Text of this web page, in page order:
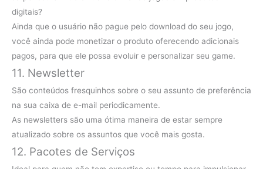
digitais?
Ainda que o usuário não pague pelo download do seu jogo,
você ainda pode monetizar o produto oferecendo adicionais
pagos, para que ele possa evoluir e personalizar seu game.
11. Newsletter
São conteúdos fresquinhos sobre o seu assunto de preferência
na sua caixa de e-mail periodicamente.
As newsletters são uma ótima maneira de estar sempre
atualizado sobre os assuntos que você mais gosta.
12. Pacotes de Serviços